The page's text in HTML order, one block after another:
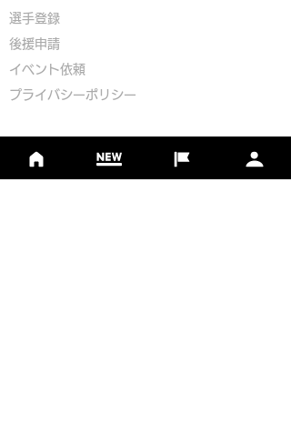
選手登録​
​後援申請
​イベント依頼
プライバシーポリシー